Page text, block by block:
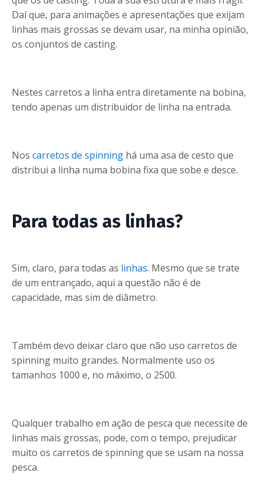
Daí que, para animações e apresentações que exijam
linhas mais grossas se devam usar, na minha opinião,
os conjuntos de casting.
Nestes carretos a linha entra diretamente na bobina,
tendo apenas um distribuidor de linha na entrada.
Nos carretos de spinning há uma asa de cesto que
distribui a linha numa bobina fixa que sobe e desce.
Para todas as linhas?
Sim, claro, para todas as linhas. Mesmo que se trate
de um entrançado, aqui a questão não é de
capacidade, mas sim de diâmetro.
Também devo deixar claro que não uso carretos de
spinning muito grandes. Normalmente uso os
tamanhos 1000 e, no máximo, o 2500.
Qualquer trabalho em ação de pesca que necessite de
linhas mais grossas, pode, com o tempo, prejudicar
muito os carretos de spinning que se usam na nossa
pesca.